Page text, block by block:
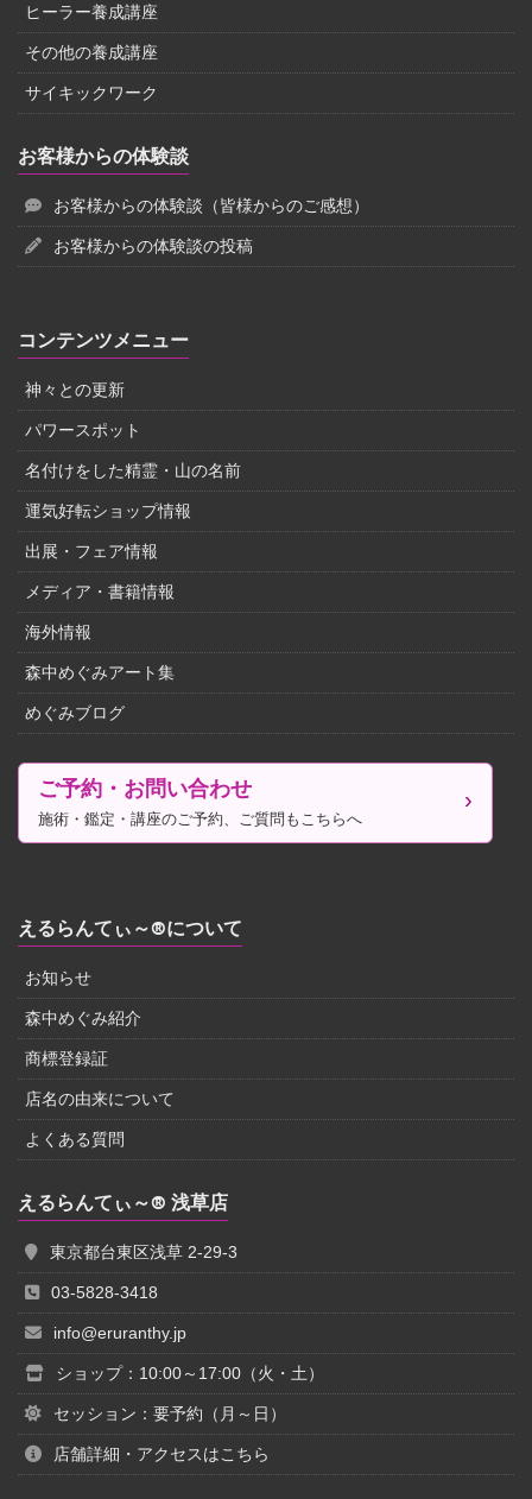
ヒーラー養成講座
その他の養成講座
サイキックワーク
お客様からの体験談
お客様からの体験談（皆様からのご感想）
お客様からの体験談の投稿
コンテンツメニュー
神々との更新
パワースポット
名付けをした精霊・山の名前
運気好転ショップ情報
出展・フェア情報
メディア・書籍情報
海外情報
森中めぐみアート集
めぐみブログ
ご予約・お問い合わせ
施術・鑑定・講座のご予約、ご質問もこちらへ
えるらんてぃ～®について
お知らせ
森中めぐみ紹介
商標登録証
店名の由来について
よくある質問
えるらんてぃ～® 浅草店
東京都台東区浅草 2-29-3
03-5828-3418
info@eruranthy.jp
ショップ：10:00～17:00（火・土）
セッション：要予約（月～日）
店舗詳細・アクセスはこちら